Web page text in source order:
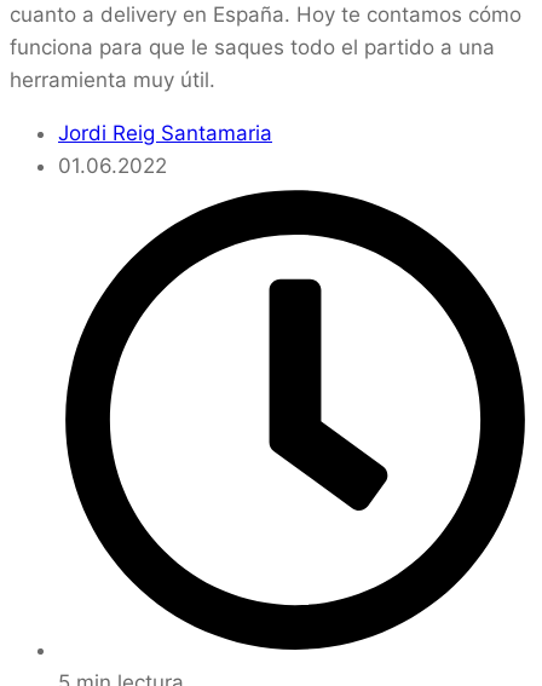
cuanto a delivery en España. Hoy te contamos cómo
funciona para que le saques todo el partido a una
herramienta muy útil.
Jordi Reig Santamaria
01.06.2022